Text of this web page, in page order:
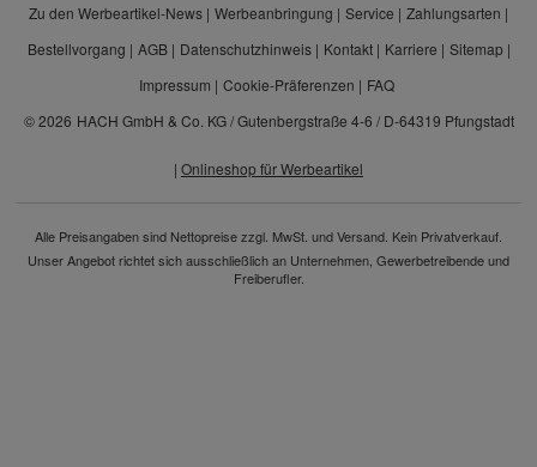
Zu den Werbeartikel-News Werbeanbringung Service
Zahlungsarten
Bestellvorgang
AGB Datenschutzhinweis Kontakt Karriere
Sitemap
Impressum
Cookie-Präferenzen
FAQ
© 2026 HACH GmbH & Co. KG / Gutenbergstraße 4-6 / D-64319 Pfungstadt
| Onlineshop für Werbeartikel
Alle Preisangaben sind Nettopreise zzgl. MwSt. und Versand. Kein Privatverkauf.
Unser Angebot richtet sich ausschließlich an Unternehmen, Gewerbetreibende und
Freiberufler.